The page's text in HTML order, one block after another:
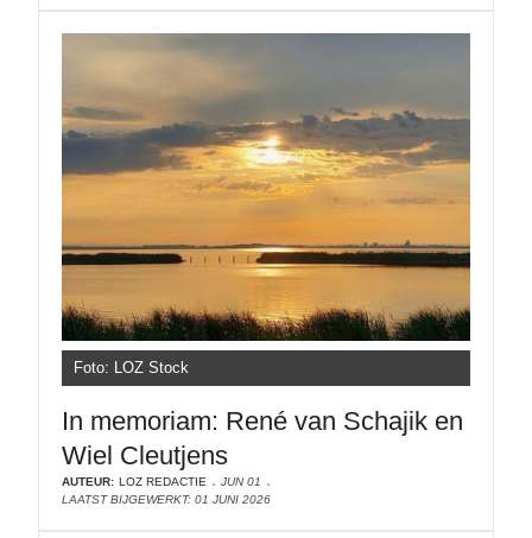
Foto: LOZ Stock
In memoriam: René van Schajik en
Wiel Cleutjens
AUTEUR: LOZ REDACTIE
JUN 01
LAATST BIJGEWERKT: 01 JUNI 2026